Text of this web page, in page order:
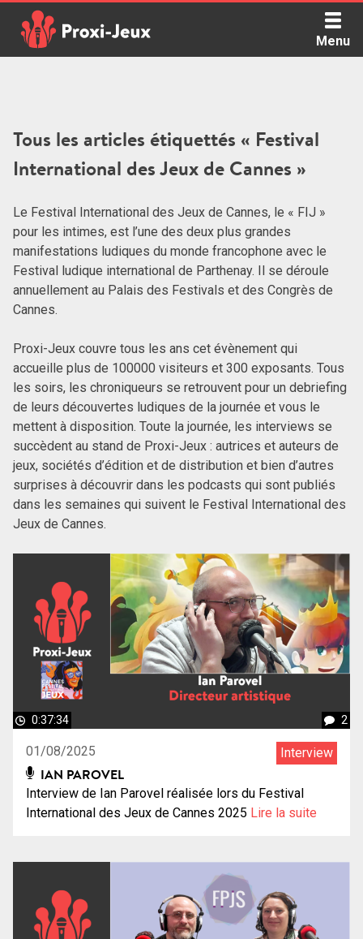
content
Menu
Tous les articles étiquettés « Festival
International des Jeux de Cannes »
Le Festival International des Jeux de Cannes, le « FIJ »
pour les intimes, est l’une des deux plus grandes
manifestations ludiques du monde francophone avec le
Festival ludique international de Parthenay. Il se déroule
annuellement au Palais des Festivals et des Congrès de
Cannes.
Proxi-Jeux couvre tous les ans cet évènement qui
accueille plus de 100000 visiteurs et 300 exposants. Tous
les soirs, les chroniqueurs se retrouvent pour un debriefing
de leurs découvertes ludiques de la journée et vous le
mettent à disposition. Toute la journée, les interviews se
succèdent au stand de Proxi-Jeux : autrices et auteurs de
jeux, sociétés d’édition et de distribution et bien d’autres
surprises à découvrir dans les podcasts qui sont publiés
dans les semaines qui suivent le Festival International des
Jeux de Cannes.
0:37:34 2
01/08/2025 Interview
IAN PAROVEL
Interview de Ian Parovel réalisée lors du Festival
International des Jeux de Cannes 2025 Lire la suite